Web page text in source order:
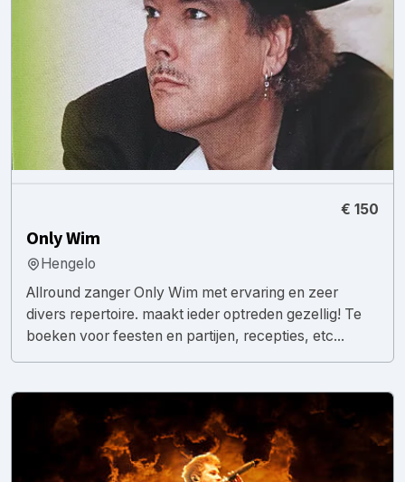
€ 150
Only Wim
Hengelo
Allround zanger Only Wim met ervaring en zeer
divers repertoire. maakt ieder optreden gezellig! Te
boeken voor feesten en partijen, recepties, etc...